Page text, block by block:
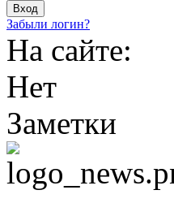
Забыли логин?
На сайте:
Нет
Заметки